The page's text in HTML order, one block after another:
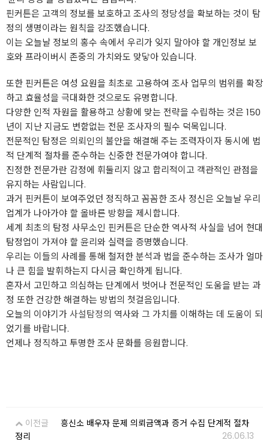
핀커튼은 고객의 정보를 보호하고 조사의 정당성을 확보하는 것이 탐
정의 생명이라는 원칙을 강조했습니다.
이는 오늘날 정보의 홍수 속에서 우리가 잊지 말아야 할 개인정보 보
호와 프라이버시 존중의 가치와도 맞닿아 있습니다.
또한 핀커튼은 여성 요원을 최초로 고용하여 조사 업무의 범위를 확장
하고 효율성을 극대화한 것으로도 유명합니다.
다양한 인적 자원을 활용하고 상황에 맞는 전략을 수립하는 것은 150
년이 지난 지금도 변함없는 전문 조사자의 필수 덕목입니다.
전문적인 탐정은 의뢰인의 불안을 해결해 주는 조력자이자 동시에 법
적 단계적 절차를 준수하는 신중한 전문가여야 합니다.
진정한 전문가란 감정에 휘둘리지 않고 합리적이고 객관적인 관점을
유지하는 사람입니다.
과거 핀커튼이 보여주었던 정직하고 꼼꼼한 조사 정신은 오늘날 우리
업계가 나아가야 할 올바른 방향을 제시합니다.
세계 최초의 탐정 사무소인 핀커튼은 단순한 역사적 사실을 넘어 현대
탐정업이 가져야 할 윤리와 실력을 증명했습니다.
우리는 이들의 사례를 통해 철저한 분석과 법을 준수하는 조사가 얼마
나 큰 힘을 발휘하는지 다시금 확인하게 됩니다.
혼자서 고민하고 의심하는 단계에서 벗어나 전문적인 도움을 받는 과
정 또한 건강한 해결하는 방법의 첫걸음입니다.
오늘의 이야기가사설탐정의 역사와 그 가치를 이해하는 데 도움이 되
었기를 바랍니다.
언제나 정직하고 투명한 조사 문화를 응원합니다.
이전글
흥신소 배우자 문제 의뢰금액과 증거 수집 단계적 절차
정리
26.06.13